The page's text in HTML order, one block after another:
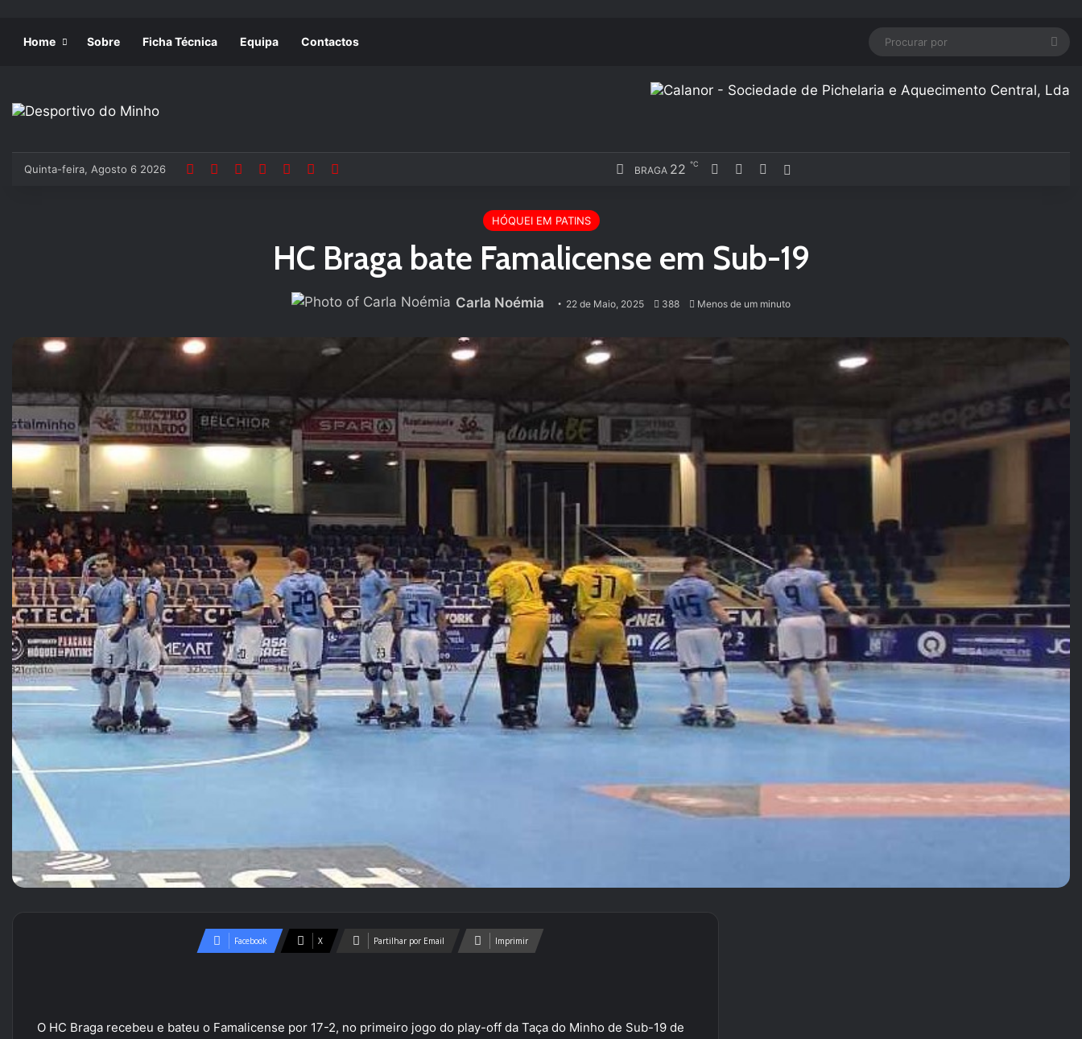
Home Sobre Ficha Técnica Equipa Contactos
Quinta-feira, Agosto 6 2026 BRAGA 22 ℃ FacebookYouTubeInstagram
HÓQUEI EM PATINS
HC Braga bate Famalicense em Sub-19
Carla Noémia 22 de Maio, 2025 388 Menos de um minuto
Facebook X Partilhar por Email Imprimir
O HC Braga recebeu e bateu o Famalicense por 17-2, no primeiro jogo do play-off da Taça do Minho de Sub-19 de